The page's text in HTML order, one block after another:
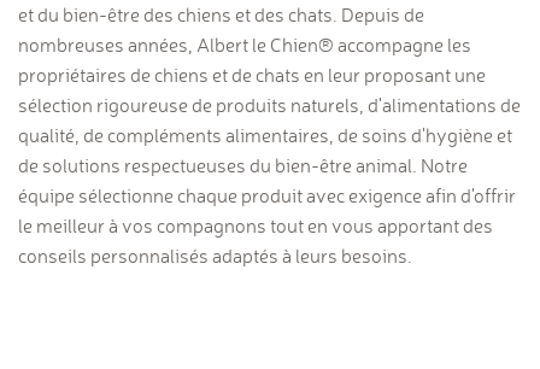
et du bien-être des chiens et des chats. Depuis de
nombreuses années, Albert le Chien® accompagne les
propriétaires de chiens et de chats en leur proposant une
sélection rigoureuse de produits naturels, d'alimentations de
qualité, de compléments alimentaires, de soins d'hygiène et
de solutions respectueuses du bien-être animal. Notre
équipe sélectionne chaque produit avec exigence afin d'offrir
le meilleur à vos compagnons tout en vous apportant des
conseils personnalisés adaptés à leurs besoins.